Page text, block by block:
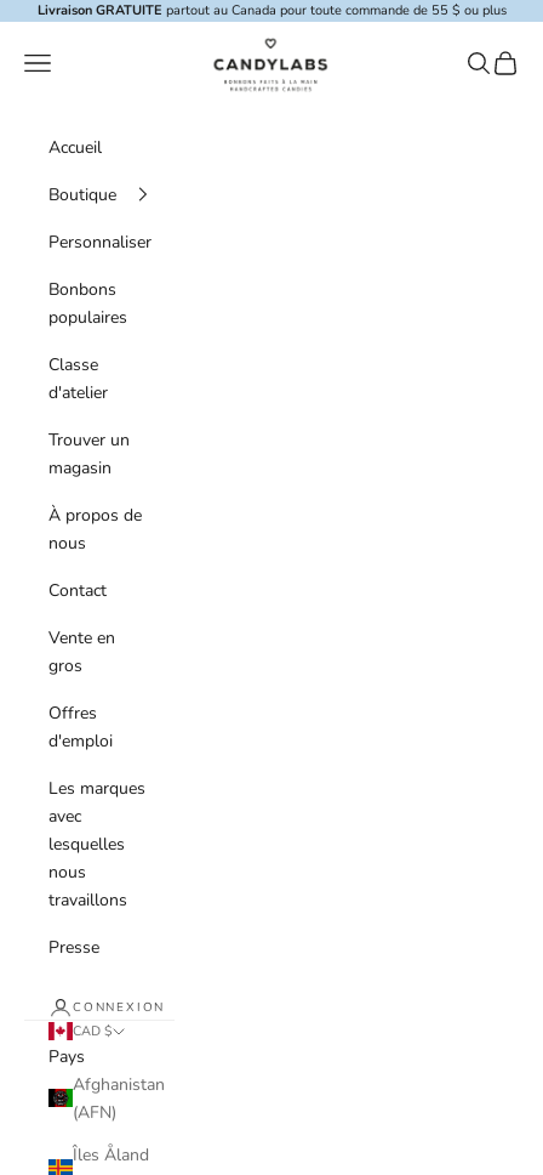
Skip to content
Livraison GRATUITE partout au Canada pour toute commande de 55 $ ou plus
Candylabs
Menu de navigation
Panier
Accueil
Boutique
Personnaliser
Bonbons
populaires
Classe
d'atelier
Trouver un
magasin
À propos de
nous
Contact
Vente en
gros
Offres
d'emploi
Les marques
avec
lesquelles
nous
travaillons
Presse
CONNEXION
CAD $
Pays
Afghanistan
(AFN)
Îles Åland